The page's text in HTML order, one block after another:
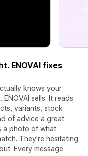
ENOVAI fixes
knows your
sells. It reads
variants, stock
of advice a great
a photo of what
They're hesitating
Every message